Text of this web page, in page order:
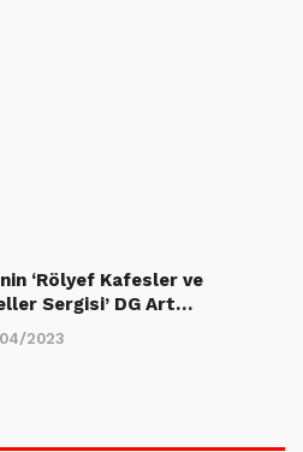
‘Rölyef Kafesler ve
Sergisi’ DG Art…
2023